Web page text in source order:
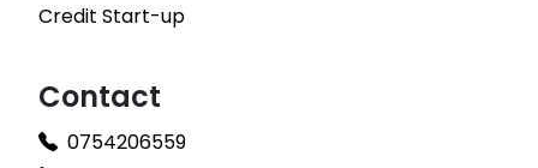
Credit Start-up
Contact
0754206559